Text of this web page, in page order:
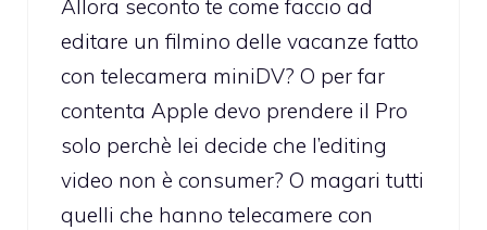
Allora seconto te come faccio ad
editare un filmino delle vacanze fatto
con telecamera miniDV? O per far
contenta Apple devo prendere il Pro
solo perchè lei decide che l’editing
video non è consumer? O magari tutti
quelli che hanno telecamere con